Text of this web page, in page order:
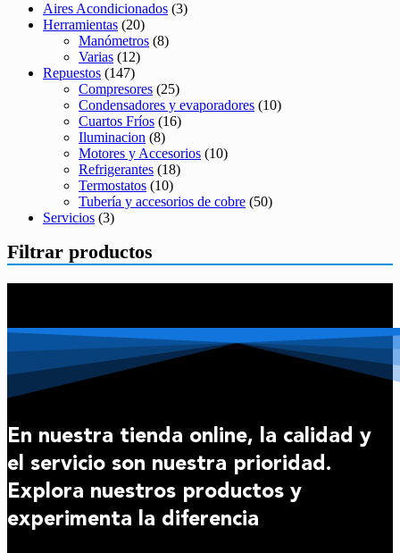
Aires Acondicionados (3)
Herramientas (20)
Manómetros (8)
Varias (12)
Repuestos (147)
Compresores (25)
Condensadores y evaporadores (10)
Cuartos Fríos (16)
Iluminacion (8)
Motores y Accesorios (10)
Refrigerantes (18)
Termostatos (10)
Tubería y accesorios de cobre (50)
Servicios (3)
Filtrar productos
En nuestra tienda online, la calidad y
el servicio son nuestra prioridad.
Explora nuestros productos y
experimenta la diferencia